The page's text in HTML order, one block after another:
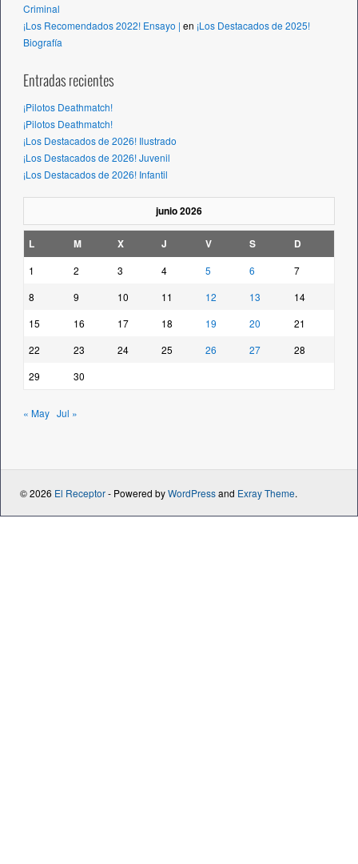
Criminal
¡Los Recomendados 2022! Ensayo | en ¡Los Destacados de 2025!
Biografía
Entradas recientes
¡Pilotos Deathmatch!
¡Pilotos Deathmatch!
¡Los Destacados de 2026! Ilustrado
¡Los Destacados de 2026! Juvenil
¡Los Destacados de 2026! Infantil
junio 2026
L M X J V S D
1 2 3 4 5 6
7
8
9 10 11 12 13
14
15
16 17 18 19 20
21
22
23 24 25 26 27
28
29
30
« May Jul »
© 2026 El Receptor- Powered byWordPressand Exray Theme.